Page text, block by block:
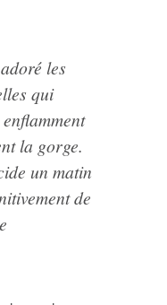
les
qui
la gorge.
un matin
de